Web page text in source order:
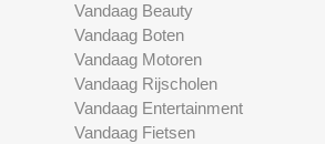
Vandaag Beauty
Vandaag Boten
Vandaag Motoren
Vandaag Rijscholen
Vandaag Entertainment
Vandaag Fietsen